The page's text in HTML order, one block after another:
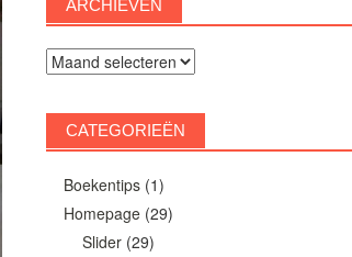
ARCHIEVEN
Archieven
CATEGORIEËN
Boekentips (1)
Homepage (29)
Slider (29)